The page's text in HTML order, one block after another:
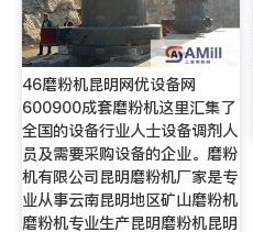
46磨粉机昆明网优设备网
600900成套磨粉机这里汇集了
全国的设备行业人士设备调剂人
员及需要采购设备的企业。磨粉
机有限公司昆明磨粉机厂家是专
业从事云南昆明地区矿山磨粉机
磨粉机专业生产昆明磨粉机昆明